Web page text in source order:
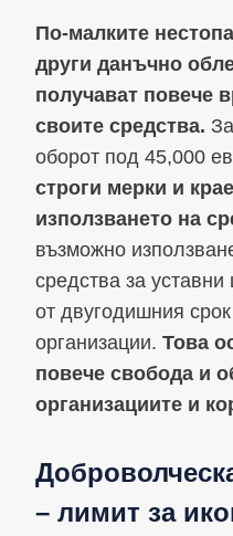
По-малките
други данъчно
получават повече
своите средства.
оборот под 45,000
строги мерки и
използването на
възможно
средства за
от двугодишния
организации. Това
повече свобода и
организациите и
– лимит за